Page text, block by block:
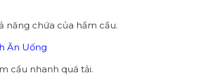
năng chứa của hầm cầu.
Ăn Uống
cầu nhanh quá tải.